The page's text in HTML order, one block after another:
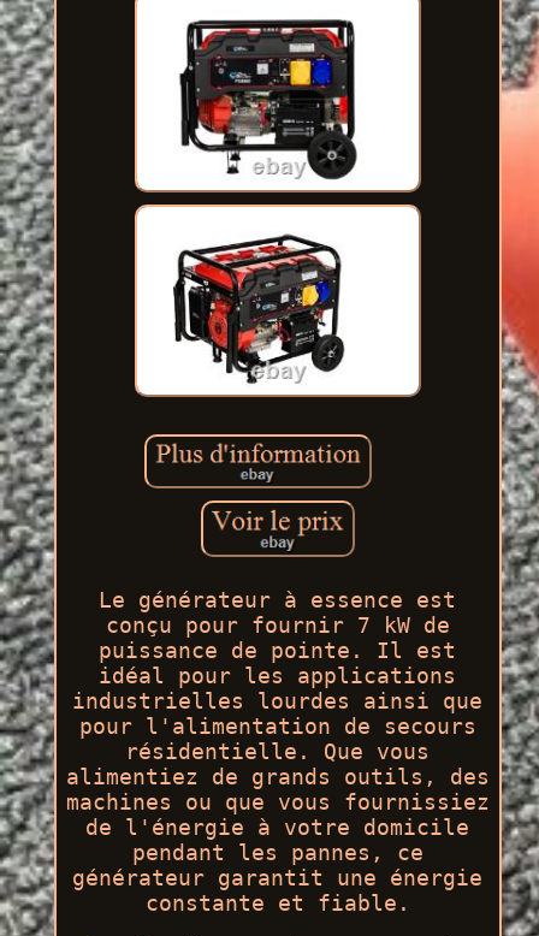
Le générateur à essence est
conçu pour fournir 7 kW de
puissance de pointe. Il est
idéal pour les applications
industrielles lourdes ainsi que
pour l'alimentation de secours
résidentielle. Que vous
alimentiez de grands outils, des
machines ou que vous fournissiez
de l'énergie à votre domicile
pendant les pannes, ce
générateur garantit une énergie
constante et fiable.